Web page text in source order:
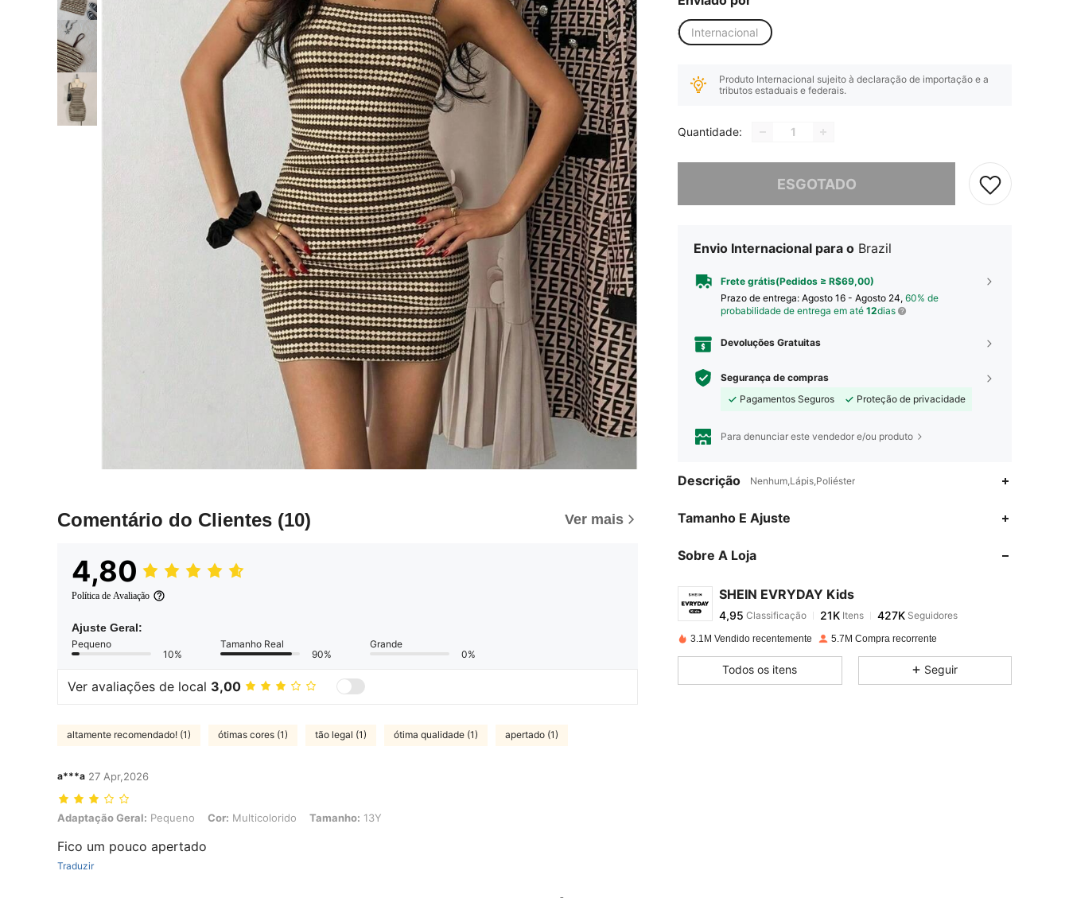
Comentário do Clientes (10) Ver mais
4,80
Política de Avaliação
Ajuste Geral:
Pequeno
10%
Tamanho Real
90%
Grande
0%
Ver avaliações de local 3,00
altamente recomendado! (1) ótimas cores (1) tão legal (1) ótima qualidade (1) apertado (1)
a***a 27 Apr,2026
Adaptação Geral: Pequeno, Cor: Multicolorido, Tamanho: 13Y
Adaptação Geral: Pequeno Cor: Multicolorido Tamanho: 13Y
Fico um pouco apertado
Traduzir
Internacional
Produto Internacional sujeito à declaração de importação e a
tributos estaduais e federais.
Quantidade:
ESGOTADO
Envio Internacional para o Brazil
Frete grátis(Pedidos ≥ R$69,00)
Prazo de entrega: Agosto 16 - Agosto 24, 60% de
probabilidade de entrega em até 12dias
Devoluções Gratuitas
Segurança de compras
Pagamentos Seguros
Proteção de privacidade
Para denunciar este vendedor e/ou produto
Descrição Nenhum,Lápis,Poliéster
Tamanho E Ajuste
Sobre A Loja
SHEIN EVRYDAY Kids
4,95
4,95 21K Itens
p***9pago 1 dia atrás
3.1M Vendido recentemente 5.7M Compra recorrente
Todos os itens Seguir